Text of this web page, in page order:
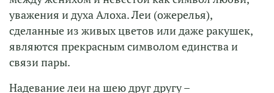
уважения и духа Алоха. Леи (ожерелья),
сделанные из живых цветов или даже ракушек,
являются прекрасным символом единства и
связи пары.
Надевание леи на шею друг другу –